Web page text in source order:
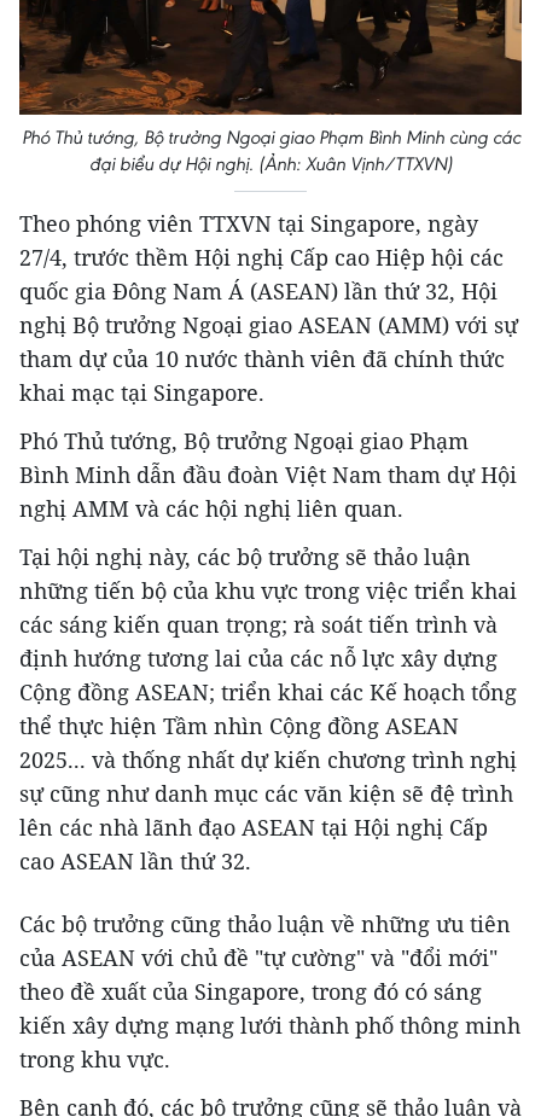
Phó Thủ tướng, Bộ trưởng Ngoại giao Phạm Bình Minh cùng các
đại biểu dự Hội nghị. (Ảnh: Xuân Vịnh/TTXVN)
Theo phóng viên TTXVN tại Singapore, ngày
27/4, trước thềm Hội nghị Cấp cao Hiệp hội các
quốc gia Đông Nam Á (ASEAN) lần thứ 32, Hội
nghị Bộ trưởng Ngoại giao ASEAN (AMM) với sự
tham dự của 10 nước thành viên đã chính thức
khai mạc tại Singapore.
Phó Thủ tướng, Bộ trưởng Ngoại giao Phạm
Bình Minh dẫn đầu đoàn Việt Nam tham dự Hội
nghị AMM và các hội nghị liên quan.
Tại hội nghị này, các bộ trưởng sẽ thảo luận
những tiến bộ của khu vực trong việc triển khai
các sáng kiến quan trọng; rà soát tiến trình và
định hướng tương lai của các nỗ lực xây dựng
Cộng đồng ASEAN; triển khai các Kế hoạch tổng
thể thực hiện Tầm nhìn Cộng đồng ASEAN
2025... và thống nhất dự kiến chương trình nghị
sự cũng như danh mục các văn kiện sẽ đệ trình
lên các nhà lãnh đạo ASEAN tại Hội nghị Cấp
cao ASEAN lần thứ 32.
Các bộ trưởng cũng thảo luận về những ưu tiên
của ASEAN với chủ đề "tự cường" và "đổi mới"
theo đề xuất của Singapore, trong đó có sáng
kiến xây dựng mạng lưới thành phố thông minh
trong khu vực.
Bên cạnh đó, các bộ trưởng cũng sẽ thảo luận và